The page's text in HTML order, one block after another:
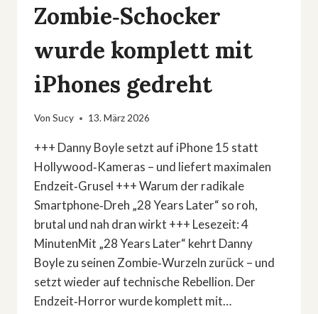
Zombie‑Schocker
wurde komplett mit
iPhones gedreht
Von Sucy 13. März 2026
+++ Danny Boyle setzt auf iPhone 15 statt
Hollywood‑Kameras – und liefert maximalen
Endzeit‑Grusel +++ Warum der radikale
Smartphone‑Dreh „28 Years Later“ so roh,
brutal und nah dran wirkt +++ Lesezeit: 4
MinutenMit „28 Years Later“ kehrt Danny
Boyle zu seinen Zombie‑Wurzeln zurück – und
setzt wieder auf technische Rebellion. Der
Endzeit‑Horror wurde komplett mit…